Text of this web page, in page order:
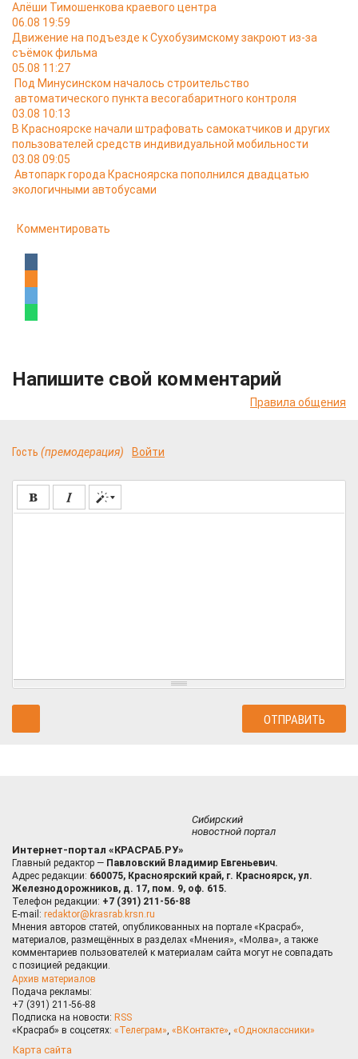
Алёши Тимошенкова краевого центра
06.08 19:59
Движение на подъезде к Сухобузимскому закроют из-за
съёмок фильма
05.08 11:27
Под Минусинском началось строительство
автоматического пункта весогабаритного контроля
03.08 10:13
В Красноярске начали штрафовать самокатчиков и других
пользователей средств индивидуальной мобильности
03.08 09:05
Автопарк города Красноярска пополнился двадцатью
экологичными автобусами
Комментировать
Напишите свой комментарий
Правила общения
Гость (премодерация) Войти
Сибирский
новостной портал
Интернет-портал «КРАСРАБ.РУ»
Главный редактор — Павловский Владимир Евгеньевич.
Адрес редакции: 660075, Красноярский край, г. Красноярск, ул.
Железнодорожников, д. 17, пом. 9, оф. 615.
Телефон редакции: +7 (391) 211-56-88
E-mail: redaktor@krasrab.krsn.ru
Мнения авторов статей, опубликованных на портале «Красраб»,
материалов, размещённых в разделах «Мнения», «Молва», а также
комментариев пользователей к материалам сайта могут не совпадать
с позицией редакции.
Архив материалов
Подача рекламы:
+7 (391) 211-56-88
Подписка на новости: RSS
«Красраб» в соцсетях: «Телеграм», «ВКонтакте», «Одноклассники»
Карта сайта